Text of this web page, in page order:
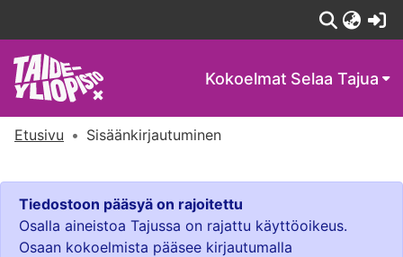
Kokoelmat Selaa Tajua
Etusivu Sisäänkirjautuminen
Tiedostoon pääsyä on rajoitettu
Osalla aineistoa Tajussa on rajattu käyttöoikeus.
Osaan kokoelmista pääsee kirjautumalla